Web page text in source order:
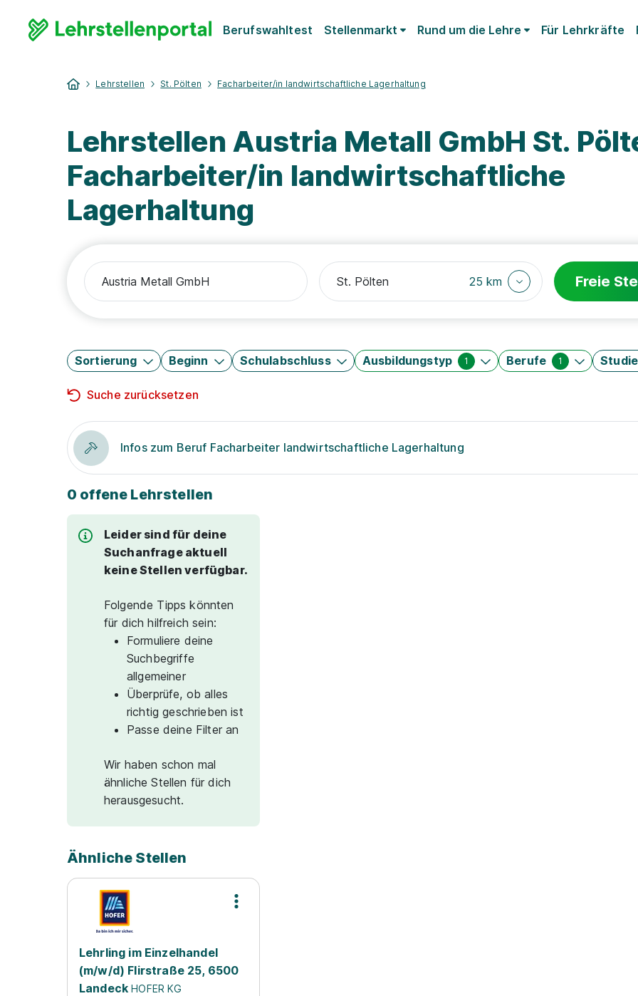
Berufswahltest Stellenmarkt Rund um die Lehre Für Lehrkräfte
Lehrstellen St. Pölten Facharbeiter/in landwirtschaftliche Lagerhaltung
Lehrstellen Austria Metall GmbH St.
Facharbeiter/in landwirtschaftliche
Lagerhaltung
25 km Freie
Sortierung Beginn Schulabschluss Ausbildungstyp 1 Berufe 1
Suche zurücksetzen
Infos zum Beruf Facharbeiter landwirtschaftliche Lagerhaltung
0 offene Lehrstellen
Leider sind für deine
Suchanfrage aktuell
keine Stellen verfügbar.
Folgende Tipps könnten
für dich hilfreich sein:
Formuliere deine
Suchbegriffe
allgemeiner
Überprüfe, ob alles
richtig geschrieben ist
Passe deine Filter an
Wir haben schon mal
ähnliche Stellen für dich
herausgesucht.
Ähnliche Stellen
Lehrling im Einzelhandel
(m/w/d) Flirstraße 25, 6500
Landeck HOFER KG